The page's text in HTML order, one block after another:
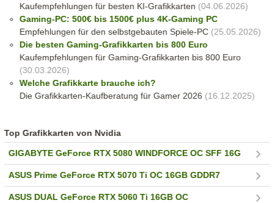
Kaufempfehlungen für besten KI-Grafikkarten (04.06.2026)
Gaming-PC: 500€ bis 1500€ plus 4K-Gaming PC
Empfehlungen für den selbstgebauten Spiele-PC(25.05.2026)
Die besten Gaming-Grafikkarten bis 800 Euro
Kaufempfehlungen für Gaming-Grafikkarten bis 800 Euro
(30.03.2026)
Welche Grafikkarte brauche ich?
Die Grafikkarten-Kaufberatung für Gamer 2026 (16.12.2025)
Top Grafikkarten von Nvidia
GIGABYTE GeForce RTX 5080 WINDFORCE OC SFF 16G
ASUS Prime GeForce RTX 5070 Ti OC 16GB GDDR7
ASUS DUAL GeForce RTX 5060 Ti 16GB OC